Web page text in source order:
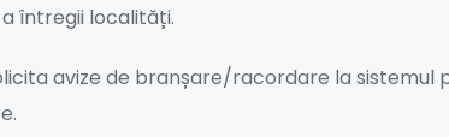
întregii localități.
avize de branșare/racordare la sistemul